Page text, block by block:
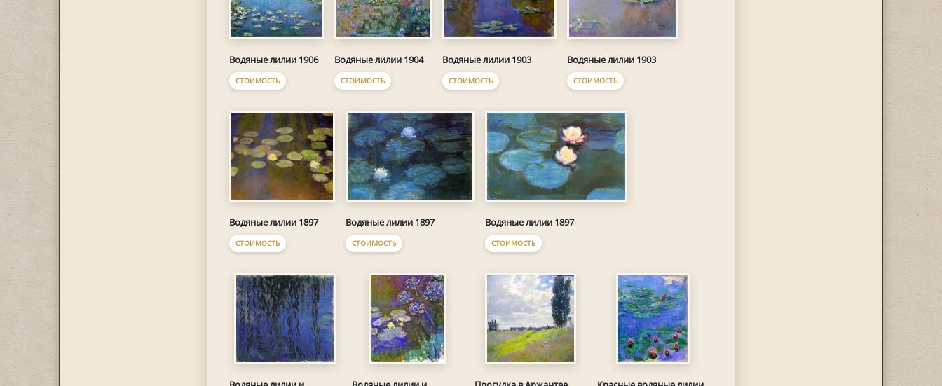
Водяные лилии 1906
СТОИМОСТЬ
Водяные лилии 1904
СТОИМОСТЬ
Водяные лилии 1903
СТОИМОСТЬ
Водяные лилии 1903
СТОИМОСТЬ
Водяные лилии 1897
СТОИМОСТЬ
Водяные лилии 1897
СТОИМОСТЬ
Водяные лилии 1897
СТОИМОСТЬ